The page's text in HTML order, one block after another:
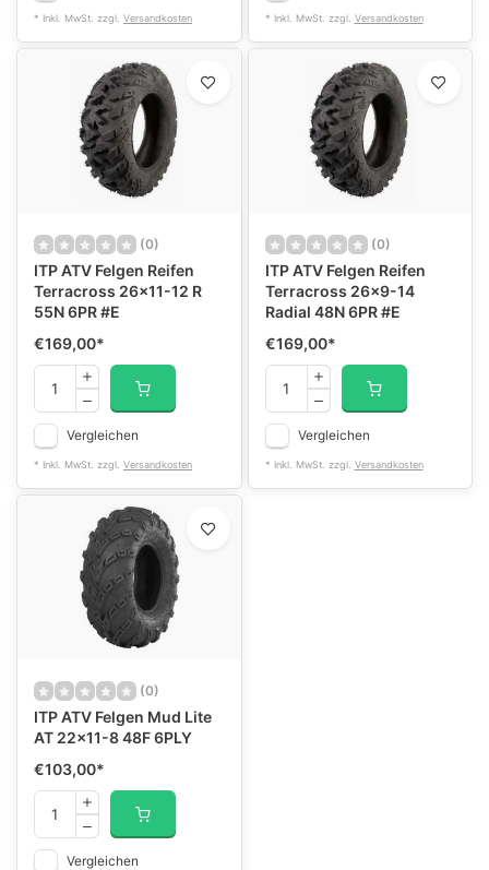
* Inkl. MwSt. zzgl. Versandkosten * Inkl. MwSt. zzgl. Versandkosten
(0)
ITP ATV Felgen Reifen
Terracross 26x11-12 R
55N 6PR #E
€169,00*
Vergleichen
* Inkl. MwSt. zzgl. Versandkosten
(0)
ITP ATV Felgen Reifen
Terracross 26x9-14
Radial 48N 6PR #E
€169,00*
Vergleichen
* Inkl. MwSt. zzgl. Versandkosten
(0)
ITP ATV Felgen Mud Lite
AT 22x11-8 48F 6PLY
€103,00*
Vergleichen